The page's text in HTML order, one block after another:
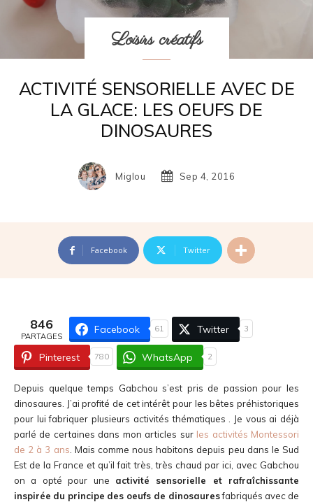
Loisirs créatifs
ACTIVITÉ SENSORIELLE AVEC DE
LA GLACE: LES OEUFS DE
DINOSAURES
Miglou Sep 4, 2016
Facebook Twitter
846
PARTAGES
Facebook 61 Twitter 3
Pinterest 780 WhatsApp 2
Depuis quelque temps Gabchou s’est pris de passion pour les
dinosaures. J’ai profité de cet intérêt pour les bêtes préhistoriques
pour lui fabriquer plusieurs activités thématiques . Je vous ai déjà
parlé de certaines dans mon articles sur les activités Montessori
de 2 à 3 ans . Mais comme nous habitons depuis peu dans le Sud
Est de la France et qu’il fait très, très chaud par ici, avec Gabchou
on a opté pour une activité sensorielle et rafraîchissante
inspirée du principe des oeufs de dinosauresfabriqués avec de